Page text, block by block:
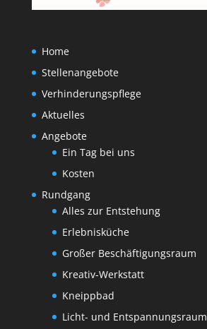
Home
Stellenangebote
Verhinderungspflege
Aktuelles
Angebote
Ein Tag bei uns
Kosten
Rundgang
Alles zur Entstehung
Erlebnisküche
Großer Beschäftigungsraum
Kreativ-Werkstatt
Kneippbad
Licht- und Entspannungsraum